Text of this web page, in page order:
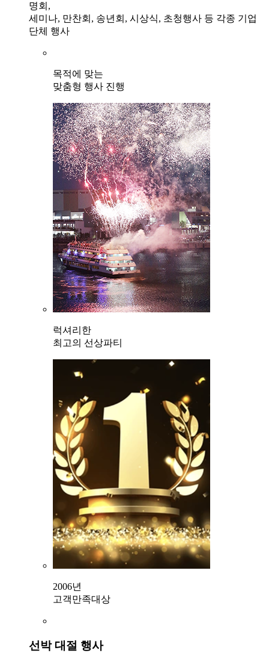
명회,
세미나, 만찬회, 송년회, 시상식, 초청행사 등 각종 기업
단체 행사
목적에 맞는
맞춤형 행사 진행
럭셔리한
최고의 선상파티
2006년
고객만족대상
선박 대절 행사